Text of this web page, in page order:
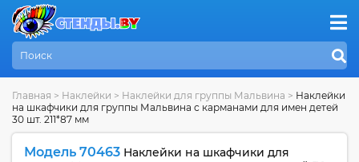
Главная > Наклейки > Наклейки для группы Мальвина > Наклейки
на шкафчики для группы Мальвина с карманами для имен детей
30 шт. 211*87 мм
Модель 70463 Наклейки на шкафчики для